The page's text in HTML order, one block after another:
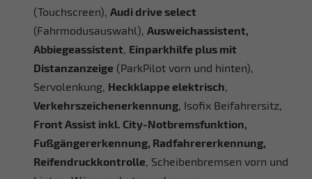
(Touchscreen), Audi drive select
(Fahrmodusauswahl), Ausweichassistent,
Abbiegeassistent Einparkhilfe plus mit
Distanzanzeige (ParkPilot vorn und hinten),
Servolenkung, Heckklappe elektrisch
Verkehrszeichenerkennung , Isofix Beifahrersitz,
Front Assist inkl. City-Notbremsfunktion,
Fußgängererkennung, Radfahrererkennung,
Reifendruckkontrolle , Scheibenbremsen vorn und